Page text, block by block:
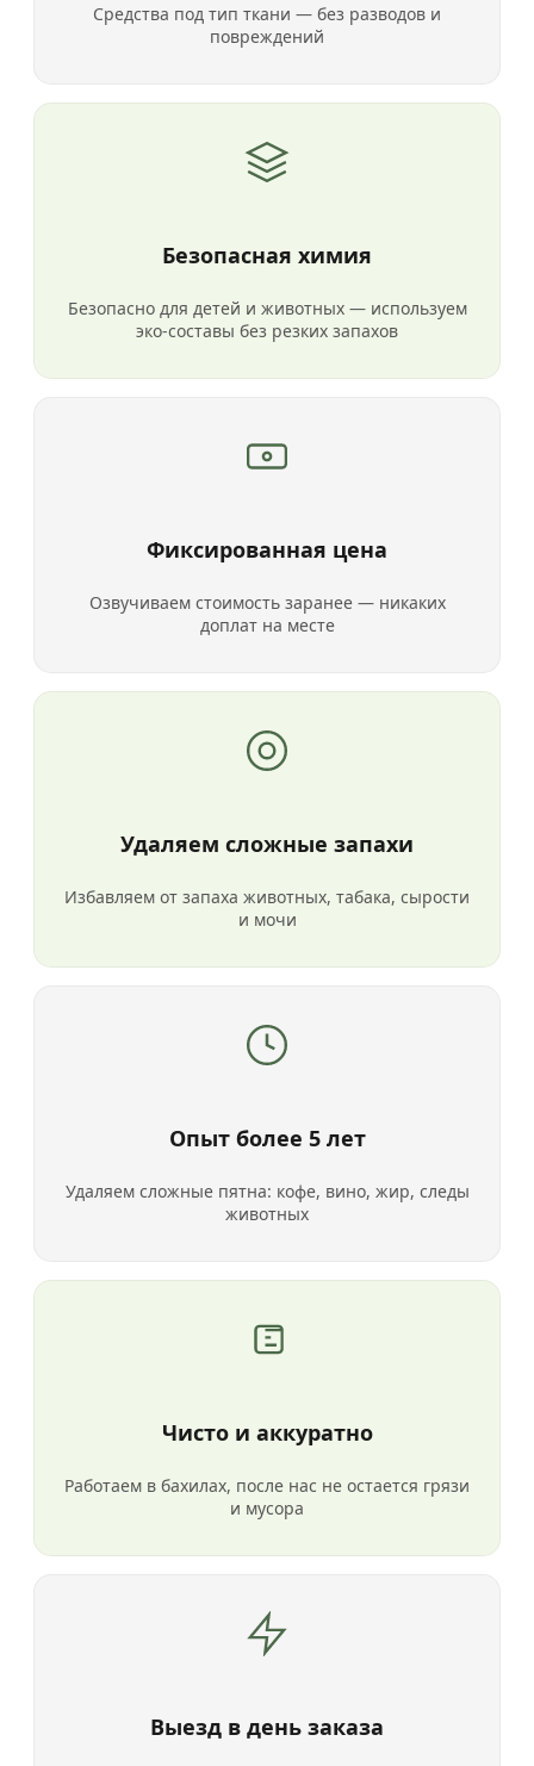
Средства под тип ткани — без разводов и
повреждений
Безопасная химия
Безопасно для детей и животных — используем
эко-составы без резких запахов
Фиксированная цена
Озвучиваем стоимость заранее — никаких
доплат на месте
Удаляем сложные запахи
Избавляем от запаха животных, табака, сырости
и мочи
Опыт более 5 лет
Удаляем сложные пятна: кофе, вино, жир, следы
животных
Чисто и аккуратно
Работаем в бахилах, после нас не остается грязи
и мусора
Выезд в день заказа